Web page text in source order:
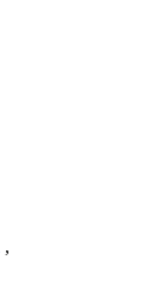
,